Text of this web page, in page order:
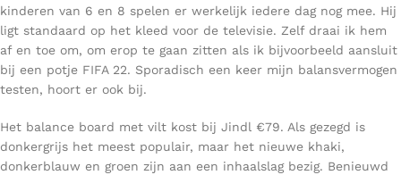
kinderen van 6 en 8 spelen er werkelijk iedere dag nog mee. Hij
ligt standaard op het kleed voor de televisie. Zelf draai ik hem
af en toe om, om erop te gaan zitten als ik bijvoorbeeld aansluit
bij een potje FIFA 22. Sporadisch een keer mijn balansvermogen
testen, hoort er ook bij.
Het balance board met vilt kost bij Jindl €79. Als gezegd is
donkergrijs het meest populair, maar het nieuwe khaki,
donkerblauw en groen zijn aan een inhaalslag bezig. Benieuwd